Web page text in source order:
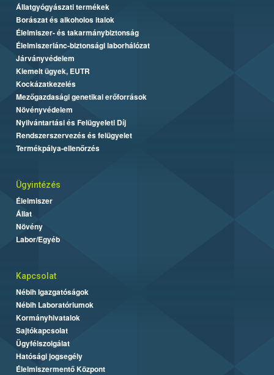
Állatgyógyászati termékek
Borászat és alkoholos italok
Élelmiszer- és takarmánybiztonság
Élelmiszerlánc-biztonsági laborhálózat
Járványvédelem
Kiemelt ügyek, EUTR
Kockázatkezelés
Mezőgazdasági genetikai erőforrások
Növényvédelem
Nyilvántartási és Felügyeleti Díj
Rendszerszervezés és felügyelet
Termékpálya-ellenőrzés
Ügyintézés
Élelmiszer
Állat
Növény
Labor/Egyéb
Kapcsolat
Nébih Igazgatóságok
Nébih Laboratóriumok
Kormányhivatalok
Sajtókapcsolat
Ügyfélszolgálat
Hatósági jogsegély
Élelmiszermentő Központ